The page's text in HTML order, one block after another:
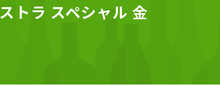
トラ スペシャル 金